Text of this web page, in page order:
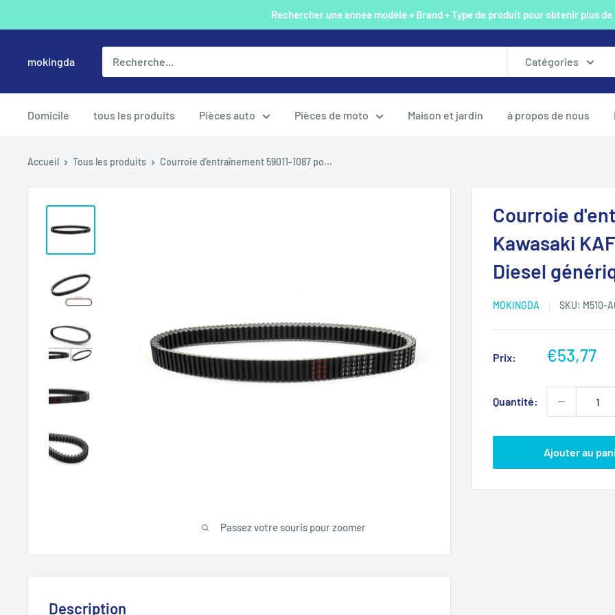
au
Rechercher une année modèle + Brand + Type de produit pour obtenir plus
mokingda Catégories
Domicile tous les produits Pièces auto Pièces de moto Maison et jardin à propos de nous
Accueil Tous les produits Courroie d'entraînement 59011-1087 po...
Passez votre souris pour zoomer
Courroie
Kawasaki
Diesel
MOKINGDA SKU: M510-
Prix:
Prix
€53,77
Quantité:
Ajouter au
Description